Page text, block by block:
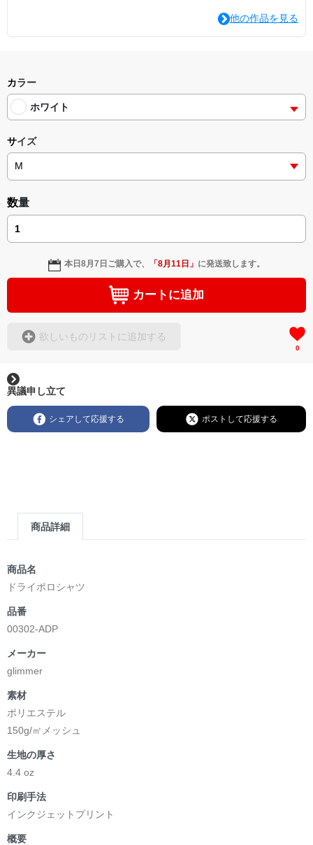
他の作品を見る
カラー
ホワイト
サイズ
数量
本日8月7日 ご購入で、 「8月11日 」 に発送致します。
カートに追加
欲しいものリストに追加する
0
異議申し立て
シェアして応援する ポストして応援する
商品詳細
商品名
ドライポロシャツ
品番
00302-ADP
メーカー
glimmer
素材
ポリエステル
150g/㎡メッシュ
生地の厚さ
4.4 oz
印刷手法
インクジェットプリント
概要